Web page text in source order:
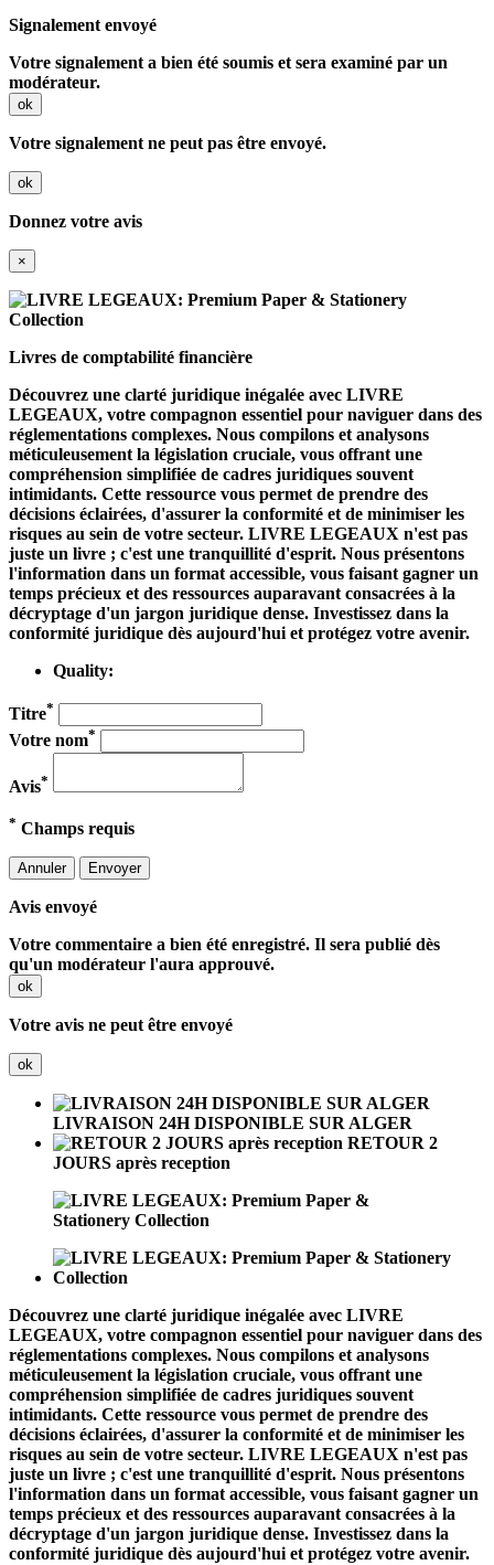
Signalement envoyé
Votre signalement a bien été soumis et sera examiné par un
modérateur.
ok
Votre signalement ne peut pas être envoyé.
ok
Donnez votre avis
×
Livres de comptabilité financière
Découvrez une clarté juridique inégalée avec LIVRE
LEGEAUX, votre compagnon essentiel pour naviguer dans des
réglementations complexes. Nous compilons et analysons
méticuleusement la législation cruciale, vous offrant une
compréhension simplifiée de cadres juridiques souvent
intimidants. Cette ressource vous permet de prendre des
décisions éclairées, d'assurer la conformité et de minimiser les
risques au sein de votre secteur. LIVRE LEGEAUX n'est pas
juste un livre ; c'est une tranquillité d'esprit. Nous présentons
l'information dans un format accessible, vous faisant gagner un
temps précieux et des ressources auparavant consacrées à la
décryptage d'un jargon juridique dense. Investissez dans la
conformité juridique dès aujourd'hui et protégez votre avenir.
Quality:
Titre*
Votre nom*
Avis*
* Champs requis
Annuler Envoyer
Avis envoyé
Votre commentaire a bien été enregistré. Il sera publié dès
qu'un modérateur l'aura approuvé.
ok
Votre avis ne peut être envoyé
ok
LIVRAISON 24H DISPONIBLE SUR ALGER
RETOUR 2
JOURS après reception
Découvrez une clarté juridique inégalée avec LIVRE
LEGEAUX, votre compagnon essentiel pour naviguer dans des
réglementations complexes. Nous compilons et analysons
méticuleusement la législation cruciale, vous offrant une
compréhension simplifiée de cadres juridiques souvent
intimidants. Cette ressource vous permet de prendre des
décisions éclairées, d'assurer la conformité et de minimiser les
risques au sein de votre secteur. LIVRE LEGEAUX n'est pas
juste un livre ; c'est une tranquillité d'esprit. Nous présentons
l'information dans un format accessible, vous faisant gagner un
temps précieux et des ressources auparavant consacrées à la
décryptage d'un jargon juridique dense. Investissez dans la
conformité juridique dès aujourd'hui et protégez votre avenir.